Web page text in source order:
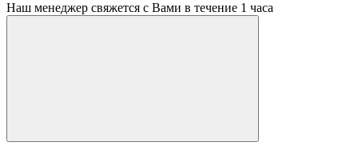
Наш менеджер свяжется с Вами в течение 1 часа